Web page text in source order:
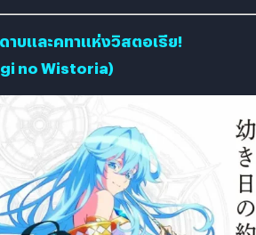
าบและคทาแห่งวิสตอเรีย!
no Wistoria)